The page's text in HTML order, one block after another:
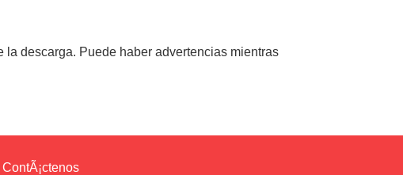
descarga. Puede haber advertencias mientras
ContÃ¡ctenos